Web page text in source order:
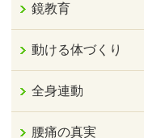
鏡教育
動ける体づくり
全身連動
腰痛の真実